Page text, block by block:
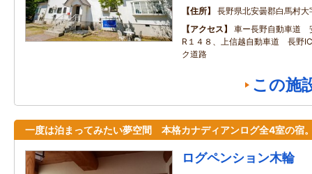
住所
長野県北安曇郡白馬村大
アクセス
車ー長野自動車道
R１４８、上信越自動車道 長野
ク道路
この施
一度は泊まってみたい夢空間 本格カナディアンログ全4室の宿
ログペンション木輪